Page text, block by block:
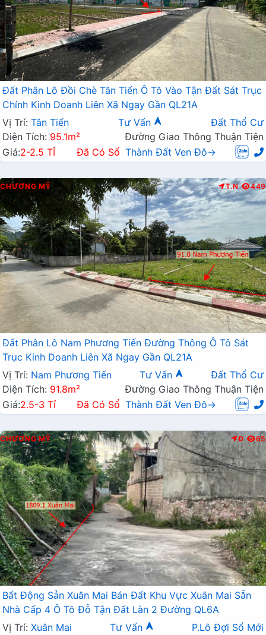
Đất Phân Lô Đồi Chè Tân Tiến Ô Tô Vào Tận Đất Sát Trục
Chính Kinh Doanh Liên Xã Ngay Gần QL21A
Vị Trí: Tân Tiến Tư Vấn
Đất Thổ Cư
Diện Tích: 95.1m²
Đường Giao Thông Thuận Tiện
Giá:2-2.5 Tỉ Đã Có Sổ Thành Đất Ven Đô→
CHƯƠNG MỸ T.N 449
Đất Phân Lô Nam Phương Tiến Đường Thông Ô Tô Sát
Trục Kinh Doanh Liên Xã Ngay Gần QL21A
Vị Trí: Nam Phương Tiến Tư Vấn
Đất Thổ Cư
Diện Tích: 91.8m²
Đường Giao Thông Thuận Tiện
Giá:2.5-3 Tỉ Đã Có Sổ Thành Đất Ven Đô→
CHƯƠNG MỸ Đ 65
Bất Động Sản Xuân Mai Bán Đất Khu Vực Xuân Mai Sẵn
Nhà Cấp 4 Ô Tô Đỗ Tận Đất Làn 2 Đường QL6A
Vị Trí: Xuân Mai Tư Vấn
P.Lô Đợi Sổ Mới